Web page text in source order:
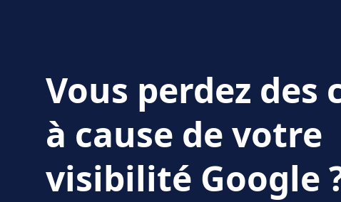
Vous perdez des
à cause de votre
visibilité Google